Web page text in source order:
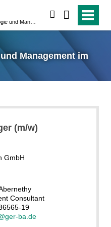
Management im
(m/w)
GmbH
Consultant
19
ba.de